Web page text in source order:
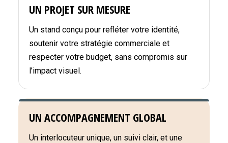
UN PROJET SUR MESURE
Un stand conçu pour refléter votre identité,
soutenir votre stratégie commerciale et
respecter votre budget, sans compromis sur
l’impact visuel.
UN ACCOMPAGNEMENT GLOBAL
Un interlocuteur unique, un suivi clair, et une